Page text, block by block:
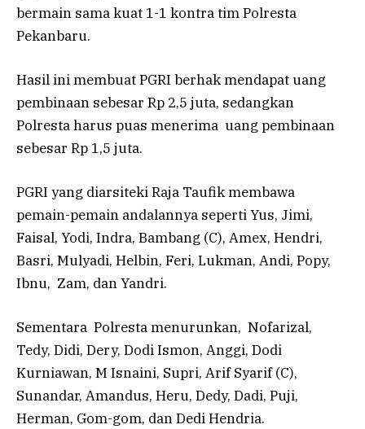
bermain sama kuat 1-1 kontra tim Polresta
Pekanbaru.
Hasil ini membuat PGRI berhak mendapat uang
pembinaan sebesar Rp 2,5 juta, sedangkan
Polresta harus puas menerima uang pembinaan
sebesar Rp 1,5 juta.
PGRI yang diarsiteki Raja Taufik membawa
pemain-pemain andalannya seperti Yus, Jimi,
Faisal, Yodi, Indra, Bambang (C), Amex, Hendri,
Basri, Mulyadi, Helbin, Feri, Lukman, Andi, Popy,
Ibnu, Zam, dan Yandri.
Sementara Polresta menurunkan, Nofarizal,
Tedy, Didi, Dery, Dodi Ismon, Anggi, Dodi
Kurniawan, M Isnaini, Supri, Arif Syarif (C),
Sunandar, Amandus, Heru, Dedy, Dadi, Puji,
Herman, Gom-gom, dan Dedi Hendria.